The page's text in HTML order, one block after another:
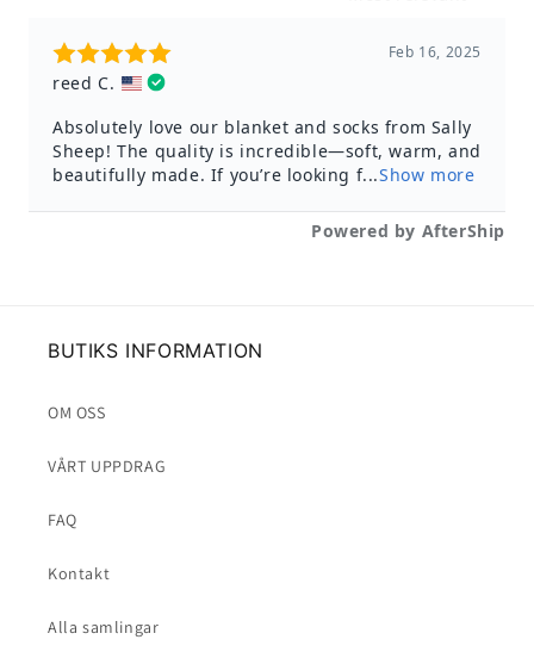
BUTIKS INFORMATION
OM OSS
VÅRT UPPDRAG
FAQ
Kontakt
Alla samlingar